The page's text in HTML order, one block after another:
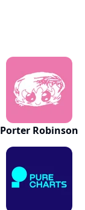
Porter Robinson